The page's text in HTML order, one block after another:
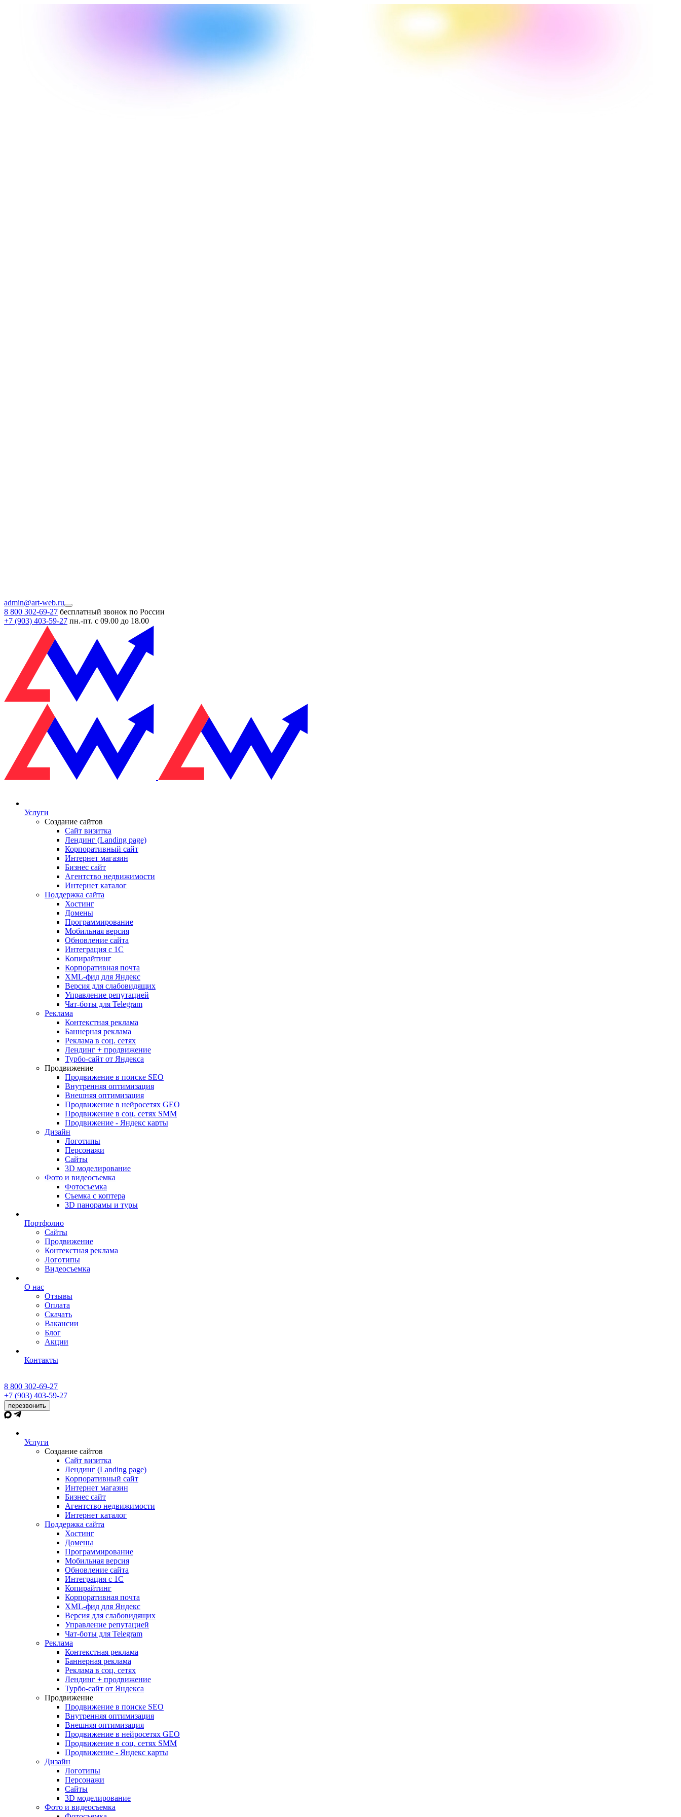
admin@art-web.ru
8 800 302-69-27 бесплатный звонок по России
+7 (903) 403-59-27 пн.-пт. с 09.00 до 18.00
Услуги
Создание сайтов
Сайт визитка
Лендинг (Landing page)
Корпоративный сайт
Интернет магазин
Бизнес сайт
Агентство недвижимости
Интернет каталог
Поддержка сайта
Хостинг
Домены
Программирование
Мобильная версия
Обновление сайта
Интеграция с 1С
Копирайтинг
Корпоративная почта
XML-фид для Яндекс
Версия для слабовидящих
Управление репутацией
Чат-боты для Telegram
Реклама
Контекстная реклама
Баннерная реклама
Реклама в соц. сетях
Лендинг + продвижение
Турбо-сайт от Яндекса
Продвижение
Продвижение в поиске SEO
Внутренняя оптимизация
Внешняя оптимизация
Продвижение в нейросетях GEO
Продвижение в соц. сетях SMM
Продвижение - Яндекс карты
Дизайн
Логотипы
Персонажи
Сайты
3D моделирование
Фото и видеосъемка
Фотосъемка
Съемка с коптера
3D панорамы и туры
Портфолио
Сайты
Продвижение
Контекстная реклама
Логотипы
Видеосъемка
О нас
Отзывы
Оплата
Скачать
Вакансии
Блог
Акции
Контакты
8 800 302-69-27
+7 (903) 403-59-27
перезвонить
Услуги
Создание сайтов
Сайт визитка
Лендинг (Landing page)
Корпоративный сайт
Интернет магазин
Бизнес сайт
Агентство недвижимости
Интернет каталог
Поддержка сайта
Хостинг
Домены
Программирование
Мобильная версия
Обновление сайта
Интеграция с 1С
Копирайтинг
Корпоративная почта
XML-фид для Яндекс
Версия для слабовидящих
Управление репутацией
Чат-боты для Telegram
Реклама
Контекстная реклама
Баннерная реклама
Реклама в соц. сетях
Лендинг + продвижение
Турбо-сайт от Яндекса
Продвижение
Продвижение в поиске SEO
Внутренняя оптимизация
Внешняя оптимизация
Продвижение в нейросетях GEO
Продвижение в соц. сетях SMM
Продвижение - Яндекс карты
Дизайн
Логотипы
Персонажи
Сайты
3D моделирование
Фото и видеосъемка